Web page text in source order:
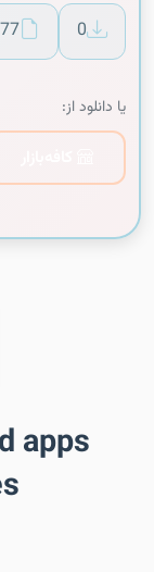
0
یا دانلود از:
apps